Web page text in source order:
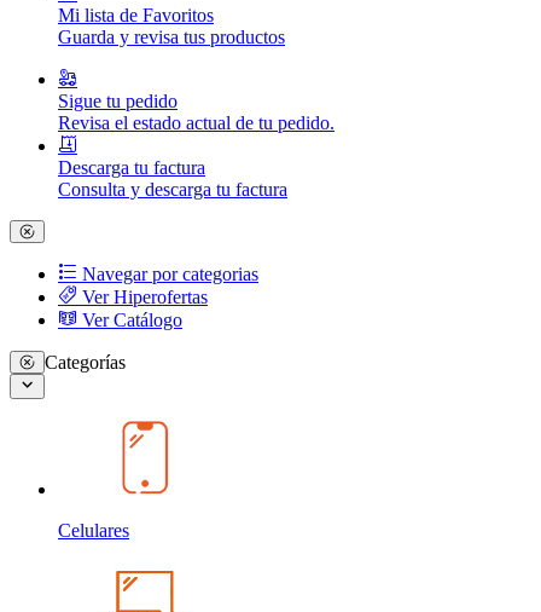
Mi lista de Favoritos
Guarda y revisa tus productos
Sigue tu pedido
Revisa el estado actual de tu pedido.
Descarga tu factura
Consulta y descarga tu factura
Navegar por categorias
Ver Hiperofertas
Ver Catálogo
Categorías
Celulares